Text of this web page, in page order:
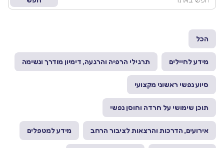
הכל
מידע לחיילים תרגילי הרפיה והרגעה, דימיון מודרך ונשימה
סיוע נפשי ראשוני מקצועי
תוכן שימושי על חרדה וחוסן נפשי
אירועים, הדרכות והרצאות לציבור הרחב מידע למטפלים